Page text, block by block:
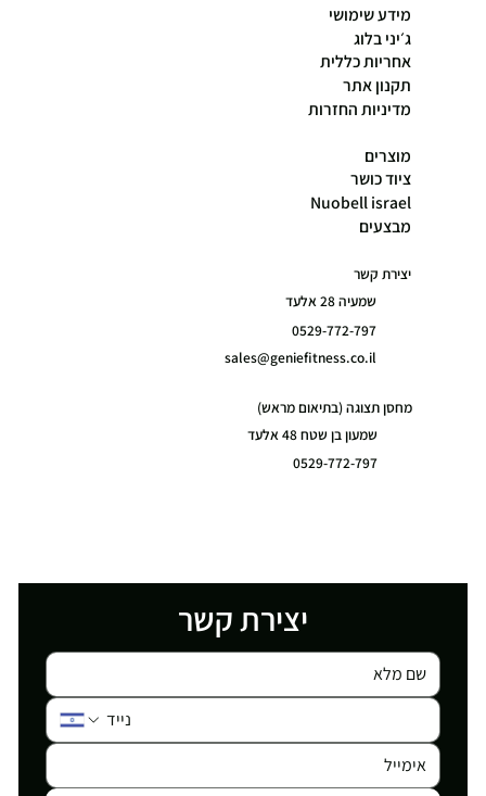
מידע שימושי
ג׳יני בלוג
אחריות כללית
תקנון אתר
מדיניות החזרות
מוצרים
ציוד כושר
Nuobell israel
מבצעים
יצירת קשר
שמעיה 28 אלעד
0529-772-797
sales@geniefitness.co.il
מחסן תצוגה (בתיאום מראש)
שמעון בן שטח 48 אלעד
0529-772-797
יצירת קשר